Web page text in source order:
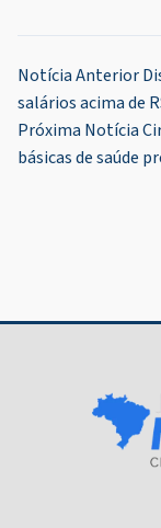
Navegação
de
Post
Notícia Anterior
salários acima de
Próxima Notícia
básicas de saúde